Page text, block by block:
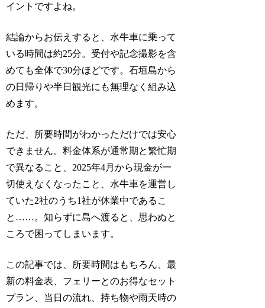
イントですよね。
結論からお伝えすると、水牛車に乗って
いる時間は約25分。受付や記念撮影を含
めても全体で30分ほどです。石垣島から
の日帰りや半日観光にも無理なく組み込
めます。
ただ、所要時間がわかっただけでは安心
できません。料金体系が通常期と繁忙期
で異なること、2025年4月から現金が一
切使えなくなったこと、水牛車を運営し
ていた2社のうち1社が休業中であるこ
と……。知らずに島へ渡ると、思わぬと
ころで困ってしまいます。
この記事では、所要時間はもちろん、最
新の料金表、フェリーとのお得なセット
プラン、当日の流れ、持ち物や雨天時の